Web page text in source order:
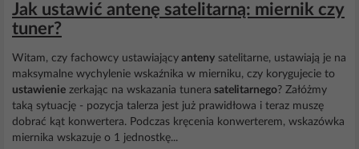
Jak ustawić antenę satelitarną: miernik czy
tuner?
Witam, czy fachowcy ustawiający anteny satelitarne, ustawiają je na
maksymalne wychylenie wskaźnika w mierniku, czy korygujecie to
ustawienie zerkając na wskazania tunera satelitarnego? Załóżmy
taką sytuację - pozycja talerza jest już prawidłowa i teraz muszę
dobrać kąt konwertera. Podczas kręcenia konwerterem, wskazówka
miernika wskazuje o 1 jednostkę...